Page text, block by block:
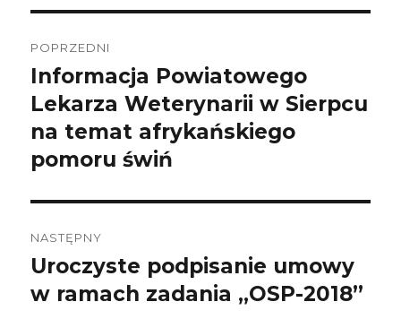
wpisu
POPRZEDNI
Poprzedni
wpis:
Informacja Powiatowego
Lekarza Weterynarii w Sierpcu
na temat afrykańskiego
pomoru świń
NASTĘPNY
Następny
wpis:
Uroczyste podpisanie umowy
w ramach zadania „OSP-2018”